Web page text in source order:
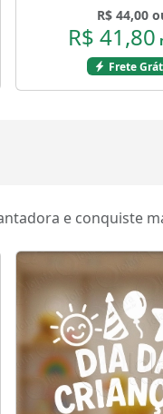
R$ 44,00
R$ 41,80
Frete
e conquiste